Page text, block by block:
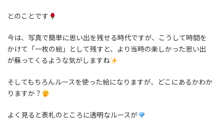
とのことです
今は、写真で簡単に思い出を残せる時代ですが、こうして時間を
かけて「一枚の絵」として残すと、より当時の楽しかった思い出
が蘇ってくるような気がしますね
そしてもちろんルースを使った絵になりますが、どこにあるかわか
りますか？
よく見ると表札のところに透明なルースが